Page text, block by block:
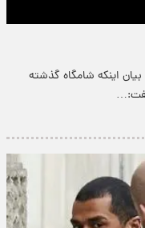
اینکه شامگاه گذشته